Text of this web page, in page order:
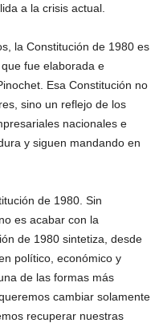
a la crisis actual.
la Constitución de 1980 es
fue elaborada e
Esa Constitución no
sino un reflejo de los
nacionales e
y siguen mandando en
de 1980. Sin
es acabar con la
de 1980 sintetiza, desde
político, económico y
una de las formas más
cambiar solamente
recuperar nuestras